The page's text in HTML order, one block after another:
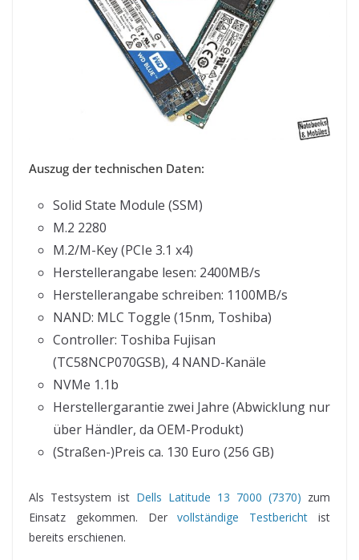
Auszug der technischen Daten:
Solid State Module (SSM)
M.2 2280
M.2/M-Key (PCIe 3.1 x4)
Herstellerangabe lesen: 2400MB/s
Herstellerangabe schreiben: 1100MB/s
NAND: MLC Toggle (15nm, Toshiba)
Controller: Toshiba Fujisan
(TC58NCP070GSB), 4 NAND-Kanäle
NVMe 1.1b
Herstellergarantie zwei Jahre (Abwicklung nur
über Händler, da OEM-Produkt)
(Straßen-)Preis ca. 130 Euro (256 GB)
Als Testsystem ist Dells Latitude 13 7000 (7370) zum
Einsatz gekommen. Dervollständige Testbericht ist
bereits erschienen.